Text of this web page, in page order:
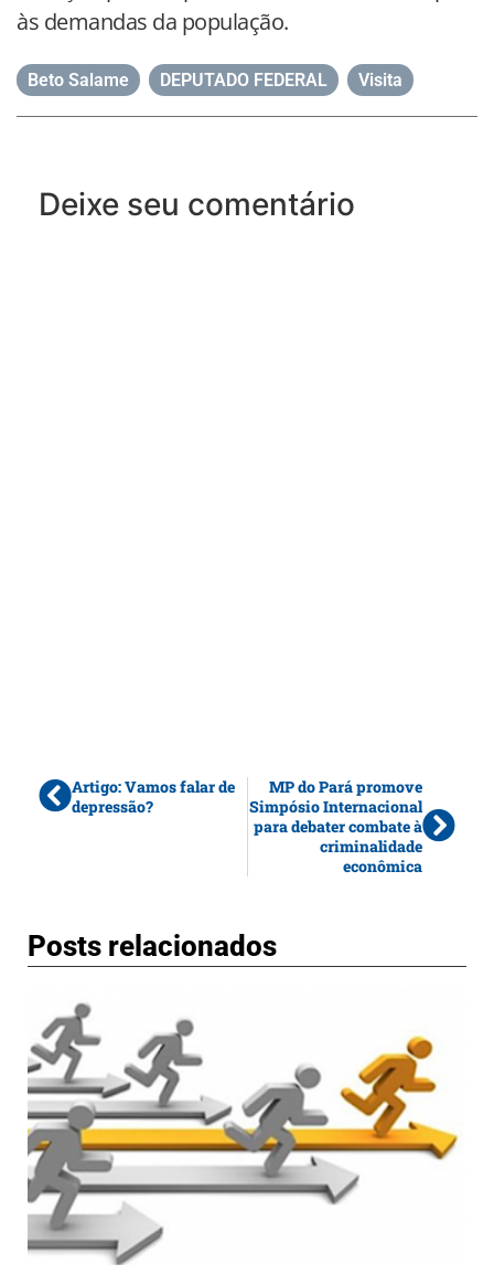
às demandas da população.
Beto Salame DEPUTADO FEDERAL Visita
Deixe seu comentário
Artigo: Vamos falar de
depressão?
MP do Pará promove
Simpósio Internacional
para debater combate à
criminalidade
econômica
Posts relacionados